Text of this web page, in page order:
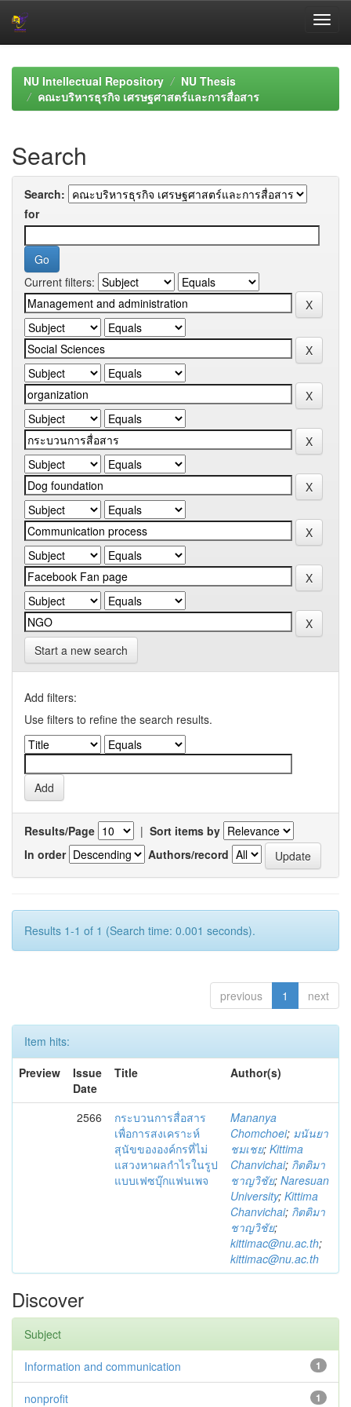
navigationNU Intellectual Repository
NU Thesis
คณะบริหารธุรกิจ เศรษฐศาสตร์และการสื่อสาร
Search
Search:
for
Current filters:
Start a new search
Add filters:
Use filters to refine the search results.
Results/Page | Sort items by
In order
Authors/record
Results 1-1 of 1 (Search time: 0.001 seconds).
previous 1 next
Item hits:
Preview
Issue
Date
Title Author(s)
2566
กระบวนการสื่อสาร
เพื่อการสงเคราะห์
สุนัขขององค์กรที่ไม่
แสวงหาผลกำไรในรูป
แบบเฟซบุ๊กแฟนเพจ
Mananya
Chomchoei; มนันยา
ชมเชย; Kittima
Chanvichai; กิตติมา
ชาญวิชัย; Naresuan
University; Kittima
Chanvichai; กิตติมา
ชาญวิชัย;
kittimac@nu.ac.th;
kittimac@nu.ac.th
Discover
Subject
1
Information and communication
1
nonprofit